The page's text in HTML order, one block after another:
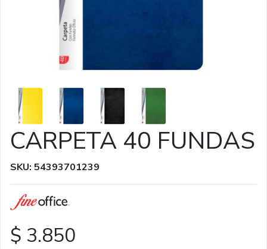
CARPETA 40 FUNDAS
SKU: 54393701239
$ 3.850